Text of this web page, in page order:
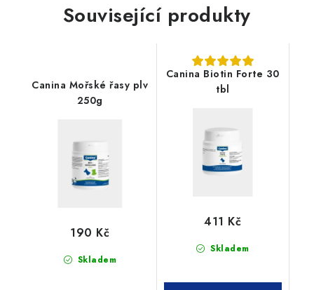
Související produkty
Canina Mořské řasy plv
250g
Skladem
190 Kč
Canina Biotin Forte 30
tbl
Skladem
411 Kč